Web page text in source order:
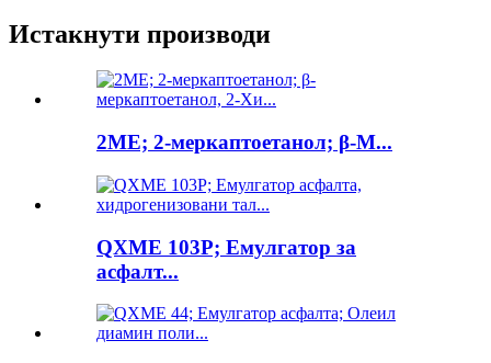
Истакнути производи
2МЕ; 2-меркаптоетанол; β-М...
QXME 103P; Емулгатор за
асфалт...